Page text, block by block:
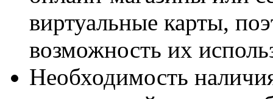
виртуальные карты,
возможность их
Необходимость